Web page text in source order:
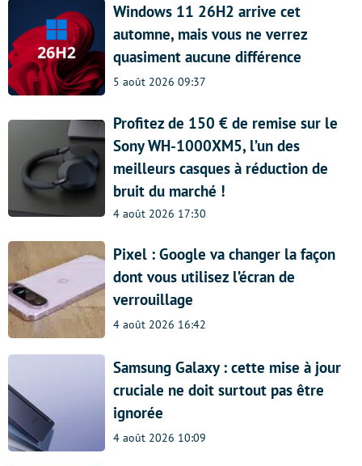
Windows 11 26H2 arrive cet
automne, mais vous ne verrez
quasiment aucune différence
5 août 2026 09:37
Profitez de 150 € de remise sur le
Sony WH-1000XM5, l’un des
meilleurs casques à réduction de
bruit du marché !
4 août 2026 17:30
Pixel : Google va changer la façon
dont vous utilisez l’écran de
verrouillage
4 août 2026 16:42
Samsung Galaxy : cette mise à jour
cruciale ne doit surtout pas être
ignorée
4 août 2026 10:09